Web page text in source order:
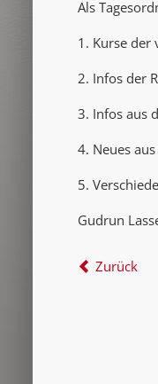
Als
1. Kurse der
2. Infos der
3. Infos aus
4. Neues
5.
Gudrun
Zurück